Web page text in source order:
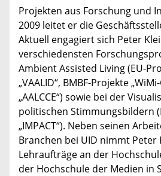
Projekten aus Forschung und
2009 leitet er die
Aktuell engagiert sich Peter
verschiedensten
Ambient Assisted Living (EU-
„VAALID“, BMBF-Projekte
„AALCCE“) sowie bei der
politischen Stimmungsbildern
„IMPACT“). Neben seinen
Branchen bei UID nimmt Peter
Lehraufträge an der
der Hochschule der Medien in